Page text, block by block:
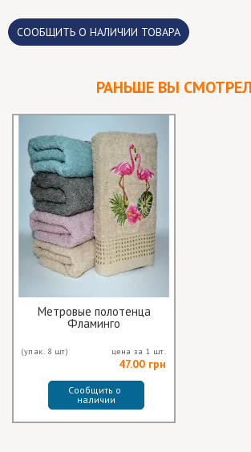
CООБЩИТЬ О НАЛИЧИИ ТОВАРА
РАНЬШЕ ВЫ
Метровые полотенца
Фламинго
(упак. 8 шт) цена за 1 шт.
47.00 грн
Сообщить о
наличии